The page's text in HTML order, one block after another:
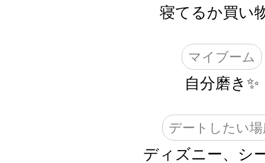
寝てるか買い
マイブーム
自分磨き✨
デートしたい場
ディズニー、シ